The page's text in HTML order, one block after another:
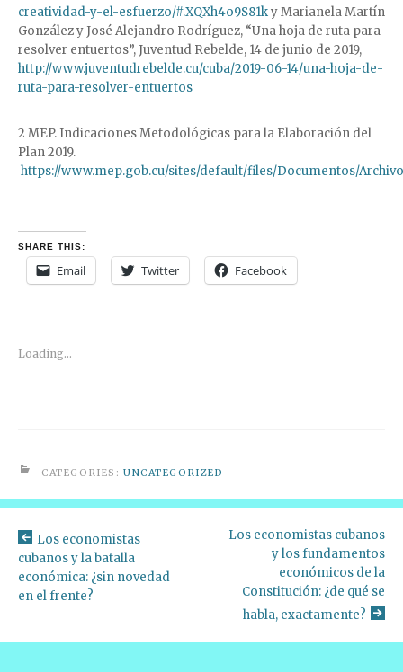
creatividad-y-el-esfuerzo/#.XQXh4o9S81ky Marianela Martín
González y José Alejandro Rodríguez, “Una hoja de ruta para
resolver entuertos”, Juventud Rebelde, 14 de junio de 2019,
http://www.juventudrebelde.cu/cuba/2019-06-14/una-hoja-de-
ruta-para-resolver-entuertos
2 MEP. Indicaciones Metodológicas para la Elaboración del
Plan 2019.
https://www.mep.gob.cu/sites/default/files/Documentos/
SHARE THIS:
Email Twitter Facebook
Loading...
CATEGORIES:UNCATEGORIZED
Los economistas
cubanos y la batalla
económica: ¿sin novedad
en el frente?
Los economistas cubanos
y los fundamentos
económicos de la
Constitución: ¿de qué se
habla, exactamente?